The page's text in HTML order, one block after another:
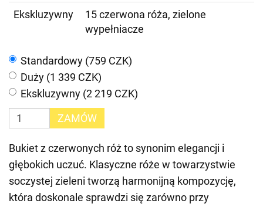
Ekskluzywny
15 czerwona róża, zielone
wypełniacze
Standardowy (759 CZK)
Duży (1 339 CZK)
Ekskluzywny (2 219 CZK)
ZAMÓW
Bukiet z czerwonych róż to synonim elegancji i
głębokich uczuć. Klasyczne róże w towarzystwie
soczystej zieleni tworzą harmonijną kompozycję,
która doskonale sprawdzi się zarówno przy